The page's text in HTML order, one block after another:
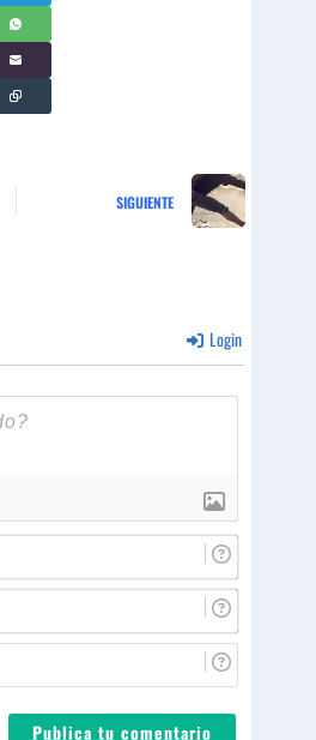
SIGUIENTE
Login
o
m
b
r
m
ie